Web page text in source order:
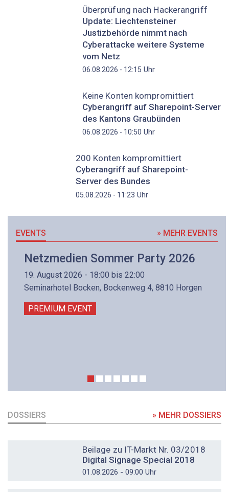
Überprüfung nach Hackerangriff
Update: Liechtensteiner
Justizbehörde nimmt nach
Cyberattacke weitere Systeme
vom Netz
06.08.2026 - 12:15 Uhr
Keine Konten kompromittiert
Cyberangriff auf Sharepoint-Server
des Kantons Graubünden
06.08.2026 - 10:50 Uhr
200 Konten kompromittiert
Cyberangriff auf Sharepoint-
Server des Bundes
05.08.2026 - 11:23 Uhr
EVENTS » MEHR EVENTS
Netzmedien Sommer Party 2026
19. August 2026 - 18:00 bis 22:00
Seminarhotel Bocken, Bockenweg 4, 8810 Horgen
PREMIUM EVENT
DOSSIERS » MEHR DOSSIERS
Beilage zu IT-Markt Nr. 03/2018
Digital Signage Special 2018
01.08.2026 - 09:00 Uhr